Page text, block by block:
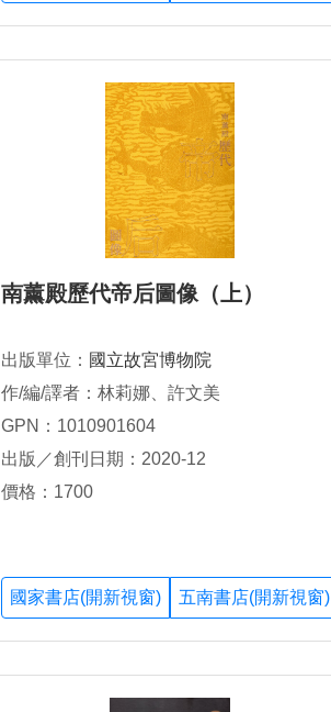
南薰殿歷代帝后圖像（上）
出版單位： 國立故宮博物院
作/編/譯者：林莉娜、許文美
GPN：1010901604
出版／創刊日期：2020-12
價格：1700
國家書店(開新視窗) 五南書店(開新視窗)